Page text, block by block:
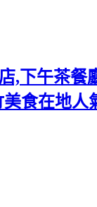
,下午茶
食在地